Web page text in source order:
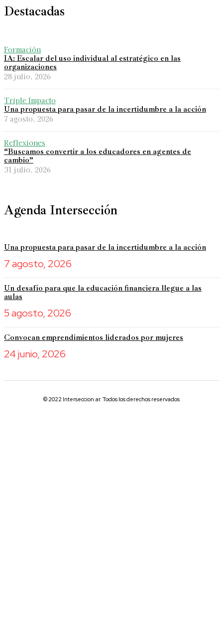
Destacadas
Formación
IA: Escalar del uso individual al estratégico en las
organizaciones
28 julio, 2026
Triple Impacto
Una propuesta para pasar de la incertidumbre a la acción
7 agosto, 2026
Reflexiones
“Buscamos convertir a los educadores en agentes de
cambio”
31 julio, 2026
Agenda Intersección
Una propuesta para pasar de la incertidumbre a la acción
7 agosto, 2026
Un desafío para que la educación financiera llegue a las
aulas
5 agosto, 2026
Convocan emprendimientos liderados por mujeres
24 junio, 2026
© 2022 Interseccion.ar. Todos los derechos reservados